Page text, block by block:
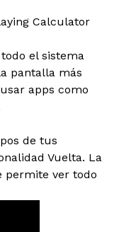
el sistema
pantalla más
apps como
de tus
Vuelta. La
permite ver todo